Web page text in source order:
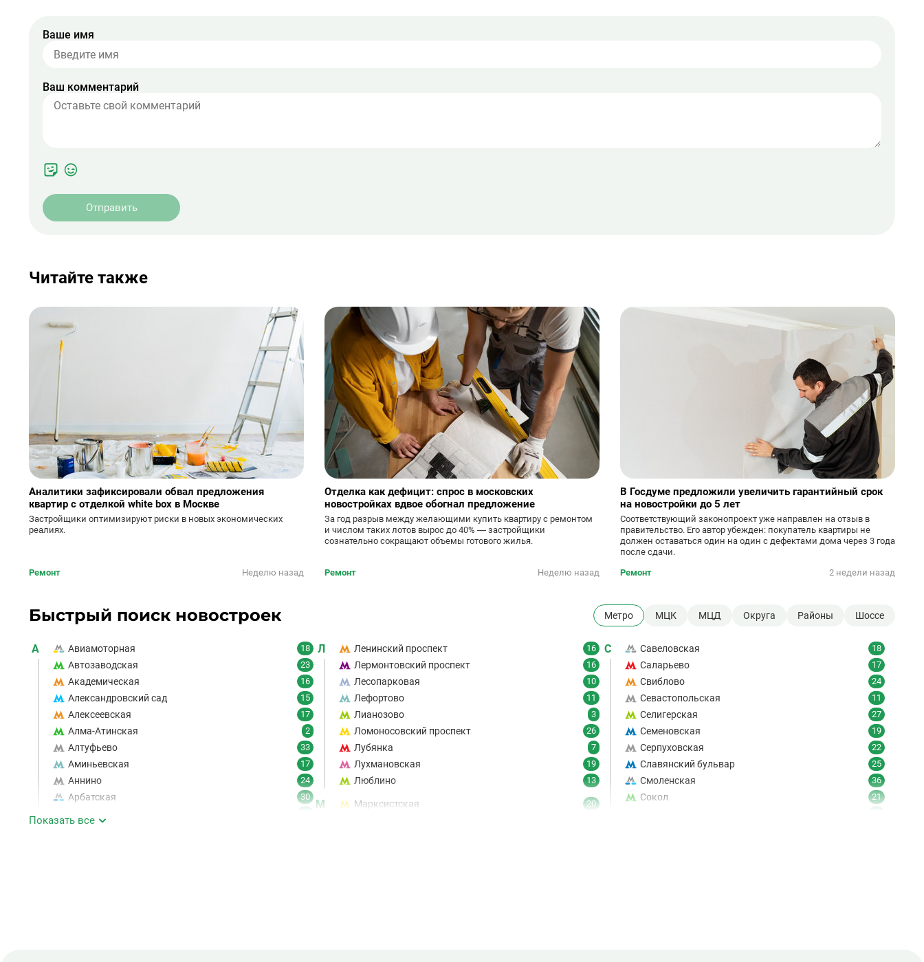
Ваше имя
Ваш комментарий
Отправить
Читайте также
Аналитики зафиксировали обвал предложения
квартир с отделкой white box в Москве
Застройщики оптимизируют риски в новых экономических
реалиях.
Ремонт Неделю назад
Отделка как дефицит: спрос в московских
новостройках вдвое обогнал предложение
За год разрыв между желающими купить квартиру с ремонтом
и числом таких лотов вырос до 40% — застройщики
сознательно сокращают объемы готового жилья.
Ремонт Неделю назад
В Госдуме предложили увеличить гарантийный срок
на новостройки до 5 лет
Соответствующий законопроект уже направлен на отзыв в
правительство. Его автор убежден: покупатель квартиры не
должен оставаться один на один с дефектами дома через 3 года
после сдачи.
Ремонт
2 недели назад
Быстрый поиск новостроек Метро МЦК МЦД Округа Районы Шоссе
А Авиамоторная 18
Автозаводская 23
Академическая 16
Александровский сад 15
Алексеевская 17
Алма-Атинская 2
Алтуфьево 33
Аминьевская 17
Аннино 24
Арбатская 30
Л Ленинский проспект 16
Лермонтовский проспект 16
Лесопарковая 10
Лефортово 11
Лианозово 3
Ломоносовский проспект 26
Лубянка 7
Лухмановская 19
Люблино 13
М Марксистская 20
С Савеловская 18
Саларьево 17
Свиблово 24
Севастопольская 11
Селигерская 27
Семеновская 19
Серпуховская 22
Славянский бульвар 25
Смоленская 36
Сокол 21
Показать все